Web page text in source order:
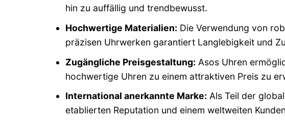
hin zu auffällig und trendbewusst.
Hochwertige Materialien: Die Verwendung von
präzisen Uhrwerken garantiert Langlebigkeit und
Zugängliche Preisgestaltung: Asos Uhren
hochwertige Uhren zu einem attraktiven Preis zu
International anerkannte Marke: Als Teil der
etablierten Reputation und einem weltweiten